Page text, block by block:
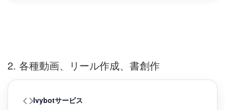
2. 各種動画、リール作成、書創作
Ivybotサービス